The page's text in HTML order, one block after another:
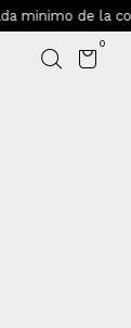
minimo de la
0